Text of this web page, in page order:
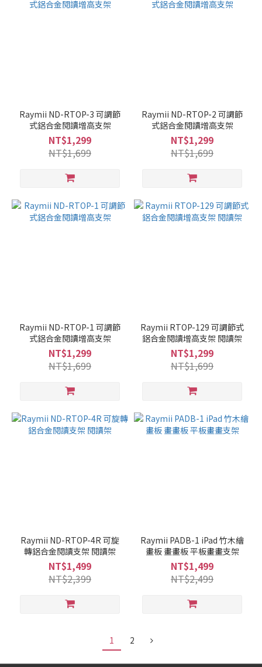
Raymii ND-RTOP-3 可調節
式鋁合金閱讀增高支架
NT$1,299
NT$1,699
Raymii ND-RTOP-2 可調節
式鋁合金閱讀增高支架
NT$1,299
NT$1,699
Raymii ND-RTOP-1 可調節
式鋁合金閱讀增高支架
NT$1,299
NT$1,699
Raymii RTOP-129 可調節式
鋁合金閱讀增高支架 閱讀架
NT$1,299
NT$1,699
Raymii ND-RTOP-4R 可旋
轉鋁合金閱讀支架 閱讀架
NT$1,499
NT$2,399
Raymii PADB-1 iPad 竹木繪
畫板 畫畫板 平板畫畫支架
NT$1,499
NT$2,499
1 2